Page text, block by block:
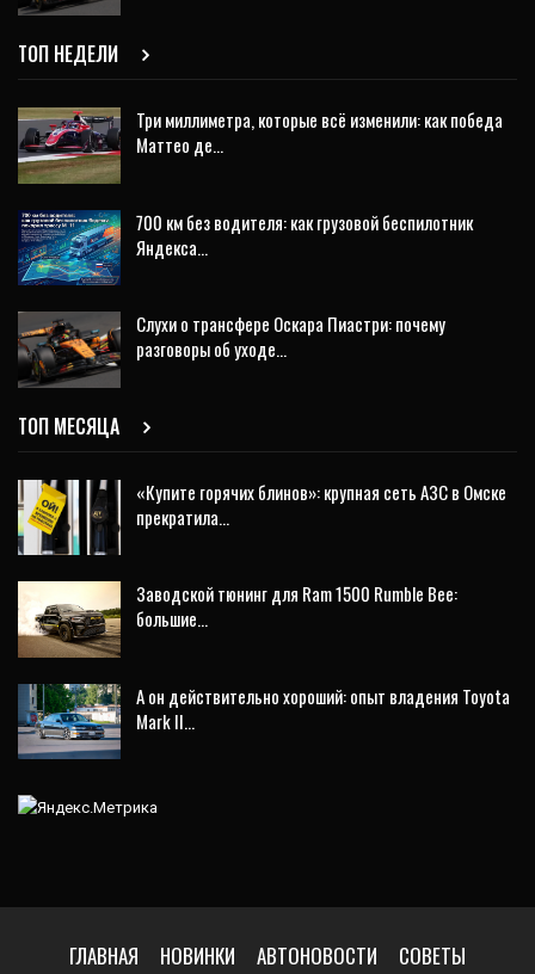
ТОП НЕДЕЛИ
Три миллиметра, которые всё изменили: как победа
Маттео де…
700 км без водителя: как грузовой беспилотник
Яндекса…
Слухи о трансфере Оскара Пиастри: почему
разговоры об уходе…
ТОП МЕСЯЦА
«Купите горячих блинов»: крупная сеть АЗС в Омске
прекратила…
Заводской тюнинг для Ram 1500 Rumble Bee:
большие…
А он действительно хороший: опыт владения Toyota
Mark II…
ГЛАВНАЯ НОВИНКИ АВТОНОВОСТИ СОВЕТЫ